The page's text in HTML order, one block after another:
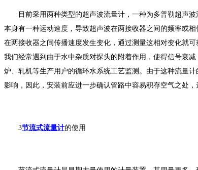
目前采用两种类型的超声波流量计，一种为多普勒超声波
本身有一种运动速度，导致超声波在两接收器之间的频率或
在两接收器之间传播速度发生变化，通过测量这相对变化就
我们经常遇到由于水中杂质对探头的附着作用，使得信号衰
炉、轧机等生产用户的循环水系统工艺监测。由于这种流量
影响，因此，安装前应进一步确认管路中容易积存空气之处
3节流式流量计的使用